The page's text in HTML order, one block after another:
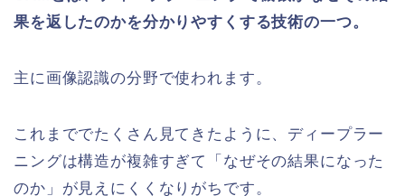
果を返したのかを分かりやすくする技術の一つ。
主に画像認識の分野で使われます。
これまででたくさん見てきたように、ディープラー
ニングは構造が複雑すぎて「なぜその結果になった
のか」が見えにくくなりがちです。